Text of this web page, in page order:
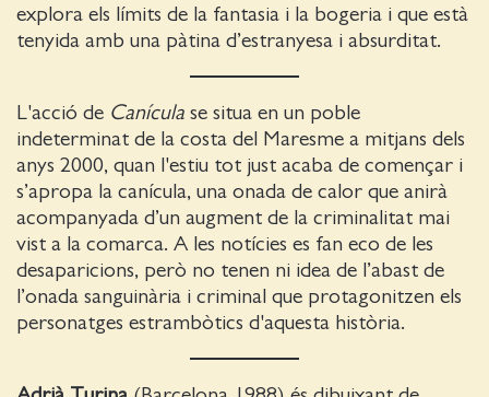
explora els límits de la fantasia i la bogeria i que està
tenyida amb una pàtina d’estranyesa i absurditat.
L'acció de Canícula se situa en un poble
indeterminat de la costa del Maresme a mitjans dels
anys 2000, quan l'estiu tot just acaba de començar i
s’apropa la canícula, una onada de calor que anirà
acompanyada d’un augment de la criminalitat mai
vist a la comarca. A les notícies es fan eco de les
desaparicions, però no tenen ni idea de l’abast de
l’onada sanguinària i criminal que protagonitzen els
personatges estrambòtics d'aquesta història.